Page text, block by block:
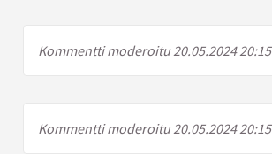
Kommentti moderoitu 20.05.2024 20:15
Kommentti moderoitu 20.05.2024 20:15